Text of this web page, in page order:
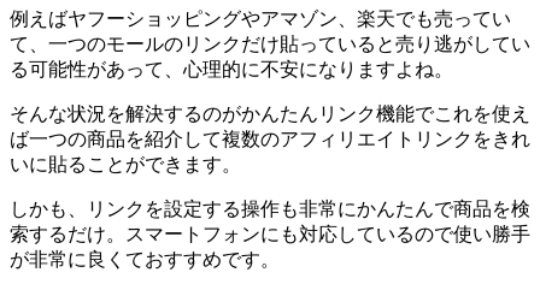
例えばヤフーショッピングやアマゾン、楽天でも売ってい
て、一つのモールのリンクだけ貼っていると売り逃がしてい
る可能性があって、心理的に不安になりますよね。
そんな状況を解決するのがかんたんリンク機能でこれを使え
ば一つの商品を紹介して複数のアフィリエイトリンクをきれ
いに貼ることができます。
しかも、リンクを設定する操作も非常にかんたんで商品を検
索するだけ。スマートフォンにも対応しているので使い勝手
が非常に良くておすすめです。